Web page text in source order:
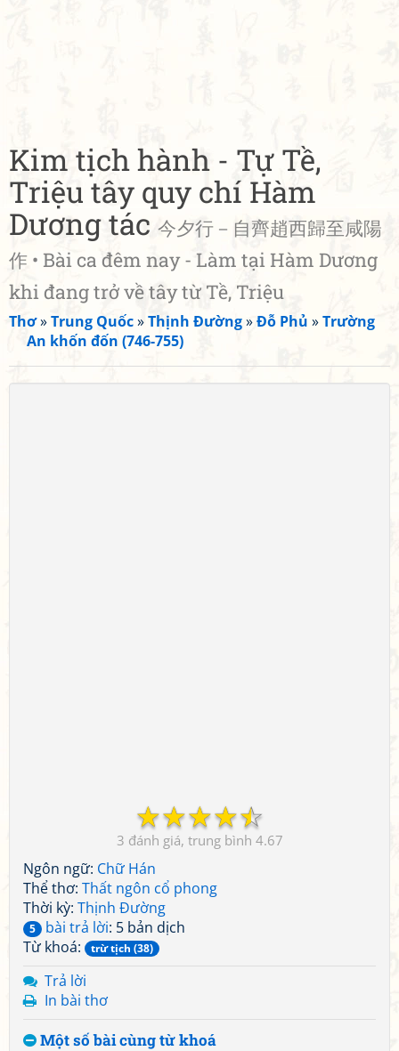
Kim tịch hành - Tự Tề,
Triệu tây quy chí Hàm
Dương tác 今夕行－自齊趙西歸至咸陽
作 • Bài ca đêm nay - Làm tại Hàm Dương
khi đang trở về tây từ Tề, Triệu
Thơ»Trung Quốc»Thịnh Đường»Đỗ Phủ »Trường
An khốn đốn (746-755)
☆
☆
☆
☆
☆
3 4.67
Ngôn ngữ: Chữ Hán
Thể thơ: Thất ngôn cổ phong
Thời kỳ: Thịnh Đường
5 bài trả lời: 5 bản dịch
Từ khoá:
trừ tịch (38)
Trả lời
In bài thơ
Một số bài cùng từ khoá